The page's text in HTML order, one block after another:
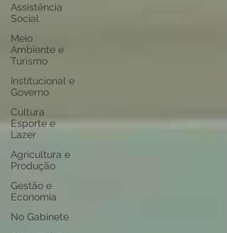
Assistência
Social
Meio
Ambiente e
Turismo
Institucional e
Governo
Cultura
Esporte e
Lazer
Agricultura e
Produção
Gestão e
Economia
No Gabinete